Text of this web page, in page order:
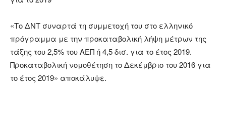
«Το ΔΝΤ συναρτά τη συμμετοχή του στο ελληνικό
πρόγραμμα με την προκαταβολική λήψη μέτρων της
τάξης του 2,5% του ΑΕΠ ή 4,5 δισ. για το έτος 2019.
Προκαταβολική νομοθέτηση το Δεκέμβριο του 2016 για
το έτος 2019» αποκάλυψε.